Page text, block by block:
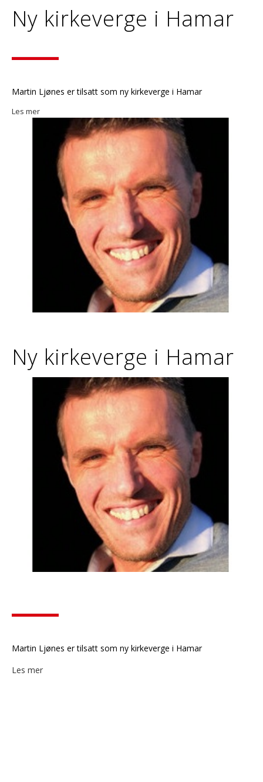
Ny kirkeverge i Hamar
Martin Ljønes er tilsatt som ny kirkeverge i Hamar
Les mer
Ny kirkeverge i Hamar
Martin Ljønes er tilsatt som ny kirkeverge i Hamar
Les mer